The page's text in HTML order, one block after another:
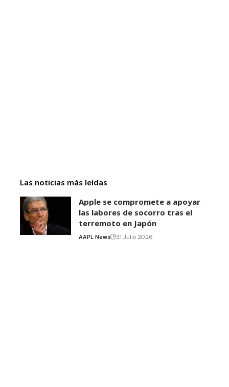
Las noticias más leídas
Apple se compromete a apoyar
las labores de socorro tras el
terremoto en Japón
AAPL News 31 Julio 2026